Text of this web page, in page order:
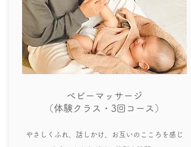
ベビーマッサージ
（​体験クラス・3回コース）
​やさしくふれ、話しかけ、お互いのこころを感じ